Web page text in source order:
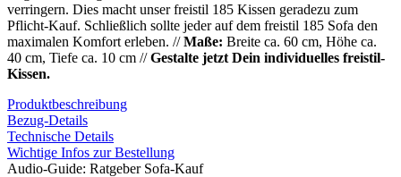
verringern. Dies macht unser freistil 185 Kissen geradezu zum
Pflicht-Kauf. Schließlich sollte jeder auf dem freistil 185 Sofa den
maximalen Komfort erleben. //Maße: Breite ca. 60 cm, Höhe ca.
40 cm, Tiefe ca. 10 cm //Gestalte jetzt Dein individuelles freistil-
Kissen.
Produktbeschreibung
Bezug-Details
Technische Details
Wichtige Infos zur Bestellung
Audio-Guide: Ratgeber Sofa-Kauf